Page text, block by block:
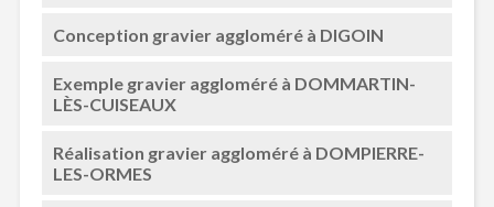
Conception gravier aggloméré à DIGOIN
Exemple gravier aggloméré à DOMMARTIN-
LÈS-CUISEAUX
Réalisation gravier aggloméré à DOMPIERRE-
LES-ORMES